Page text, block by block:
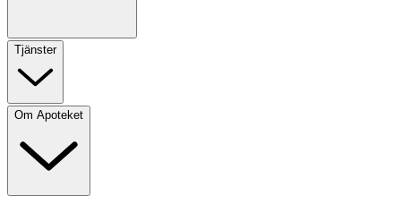
Tjänster
Om Apoteket